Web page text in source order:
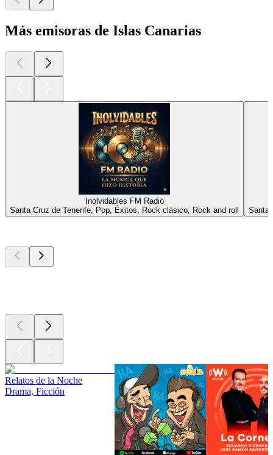
Más emisoras de Islas Canarias
Inolvidables FM Radio
Santa Cruz de Tenerife, Pop, Éxitos, Rock clásico, Rock and roll
Santa
Relatos de la Noche
Drama, Ficción